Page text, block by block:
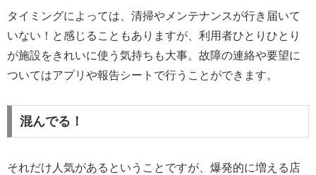
タイミングによっては、清掃やメンテナンスが行き届いて
いない！と感じることもありますが、利用者ひとりひとり
が施設をきれいに使う気持ちも大事。故障の連絡や要望に
ついてはアプリや報告シートで行うことができます。
混んでる！
それだけ人気があるということですが、爆発的に増える店